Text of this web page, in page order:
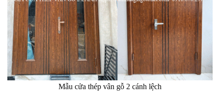
Mẫu cửa thép vân gỗ 2 cánh lệch